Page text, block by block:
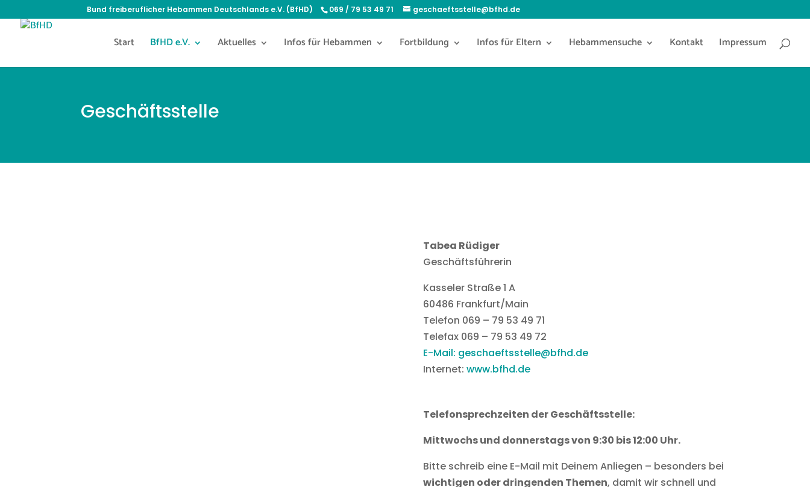
Bund freiberuflicher Hebammen Deutschlands e.V. (BfHD) 069 / 79 53 49 71 geschaeftsstelle@bfhd.de
Start BfHD e.V. Aktuelles Infos für Hebammen Fortbildung Infos für Eltern Hebammensuche Kontakt Impressum
Geschäftsstelle
Tabea Rüdiger
Geschäftsführerin
Kasseler Straße 1 A
60486 Frankfurt/Main
Telefon 069 – 79 53 49 71
Telefax 069 – 79 53 49 72
E-Mail: geschaeftsstelle@bfhd.de
Internet: www.bfhd.de
Telefonsprechzeiten der Geschäftsstelle:
Mittwochs und donnerstags von 9:30 bis 12:00 Uhr.
Bitte schreib eine E-Mail mit Deinem Anliegen – besonders bei
wichtigen oder dringenden Themen, damit wir schnell und